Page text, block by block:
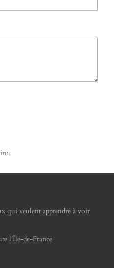
qui veulent apprendre à voir
l'Île-de-France